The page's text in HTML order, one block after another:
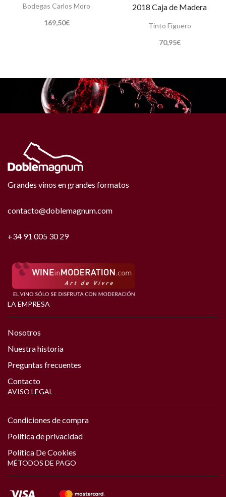
Bodegas Carlos Moro
169,50€
2018 Caja de Madera
Tinto Figuero
70,95€
Grandes vinos en grandes formatos
contacto@doblemagnum.com
+34 91 005 30 29
LA EMPRESA
Nosotros
Nuestra historia
Preguntas frecuentes
Contacto
AVISO LEGAL
Condiciones de compra
Política de privacidad
Política De Cookies
MÉTODOS DE PAGO